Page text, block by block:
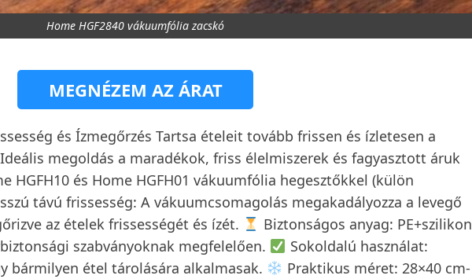
Home HGF2840 vákuumfólia zacskó
MEGNÉZEM AZ ÁRAT
és Ízmegőrzés Tartsa ételeit tovább frissen és ízletesen a
megoldás a maradékok, friss élelmiszerek és fagyasztott áruk
HGFH10 és Home HGFH01 vákuumfólia hegesztőkkel (külön
távú frissesség: A vákuumcsomagolás megakadályozza a levegő
az ételek frissességét és ízét.
Biztonságos anyag: PE+szilikon
szabványoknak megfelelően.
Sokoldalú használat:
bármilyen étel tárolására alkalmasak.
Praktikus méret: 28×40 cm-